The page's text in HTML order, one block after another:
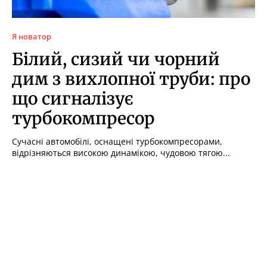
Я новатор
Білий, сизий чи чорний
дим з вихлопної труби: про
що сигналізує
турбокомпресор
Сучасні автомобілі, оснащені турбокомпресорами,
відрізняються високою динамікою, чудовою тягою...